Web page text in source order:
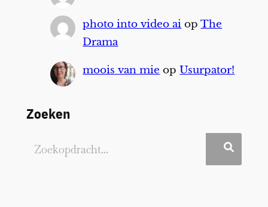
photo into video ai opThe
Drama
moois van mie opUsurpator!
Zoeken